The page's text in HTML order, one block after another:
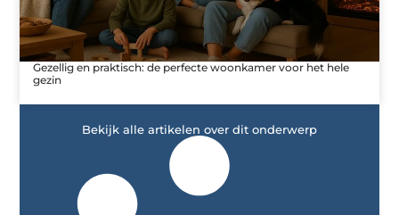
Gezellig en praktisch: de perfecte woonkamer voor het hele
gezin
Bekijk alle artikelen over dit onderwerp